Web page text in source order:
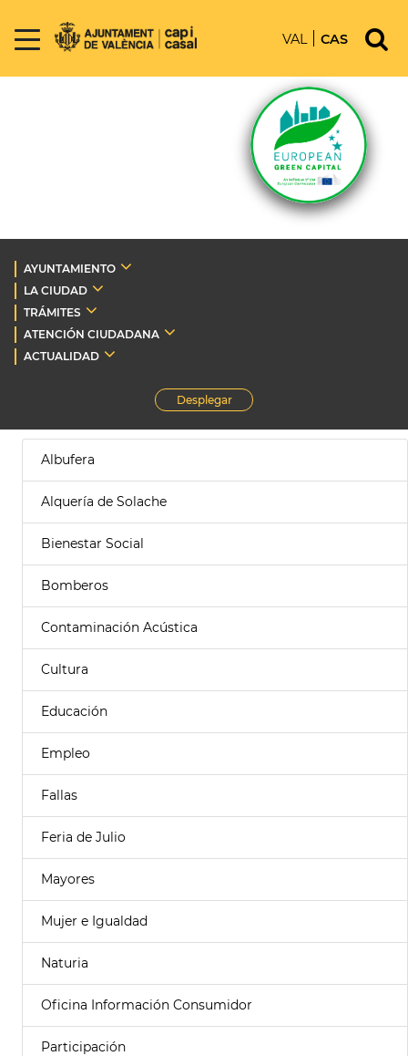
VAL CAS
AYUNTAMIENTO
LA CIUDAD
TRÁMITES
ATENCIÓN CIUDADANA
ACTUALIDAD
Desplegar
Albufera
Alquería de Solache
Bienestar Social
Bomberos
Contaminación Acústica
Cultura
Educación
Empleo
Fallas
Feria de Julio
Mayores
Mujer e Igualdad
Naturia
Oficina Información Consumidor
Participación